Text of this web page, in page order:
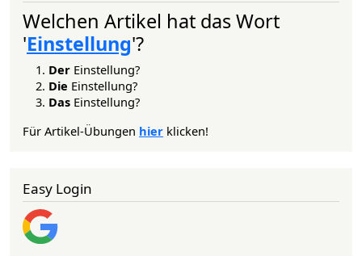
Welchen Artikel hat das Wort
'Einstellung'?
Der Einstellung?
Die Einstellung?
Das Einstellung?
Für Artikel-Übungen hier klicken!
Easy Login